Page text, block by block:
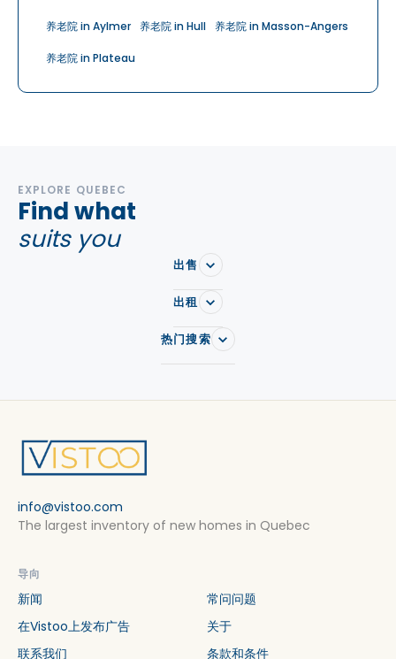
养老院 in Aylmer 养老院 in Hull 养老院 in Masson-Angers
养老院 in Plateau
EXPLORE QUEBEC
Find what
suits you
出售
出租
热门搜索
info@vistoo.com
The largest inventory of new homes in Quebec
导向
新闻
常问问题
在Vistoo上发布广告
关于
联系我们
条款和条件